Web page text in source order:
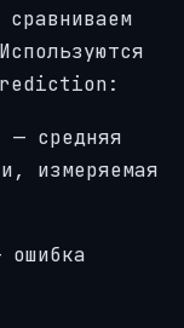
средняя
измеряемая